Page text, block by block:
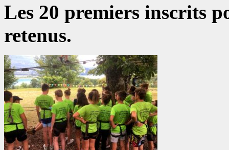
Les 20 premiers inscrits
retenus.